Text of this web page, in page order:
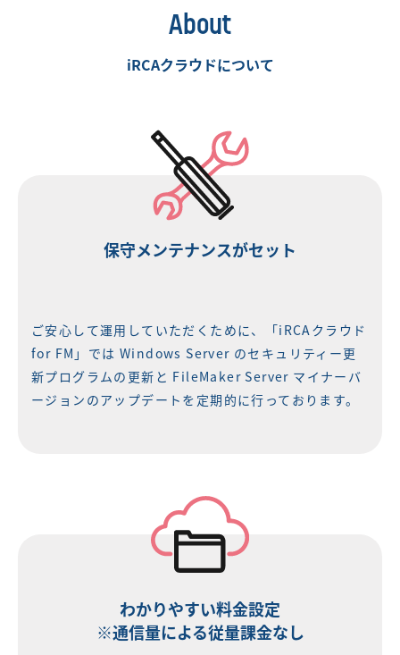
About
iRCAクラウドについて
保守メンテナンスがセット
ご安心して運用していただくために、「iRCAクラウド
for FM」では Windows Server のセキュリティー更
新プログラムの更新と FileMaker Server マイナーバ
ージョンのアップデートを定期的に行っております。
わかりやすい料金設定
※通信量による従量課金なし